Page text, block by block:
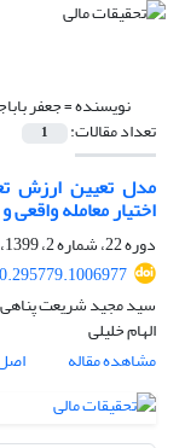
نویسنده =جعفر
تعداد مقالات: 1
مدل تعیین ارزش
اختیار معامله
دوره 22، شماره 2، 1399، صفحه
سید مجید شریعت پناهی،
الهام خلیلی
مشاهده مقاله